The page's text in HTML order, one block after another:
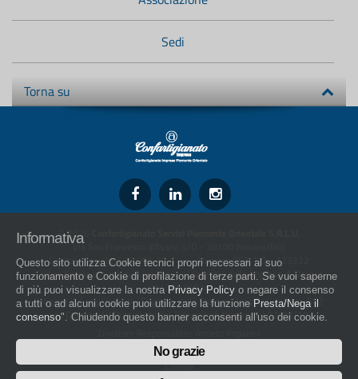
Sedi
Torna su
© 2026
Via San Francesco d'Assisi 5/D - 28100 Novara (NO)
Capitale Sociale: 526.000,00 € i.v. - Numero REA: NO - 173322
Codice fiscale e numero di iscrizione al Registro delle Imprese di Novara
01436930034
artigiani.it è registrato nel Registro della Stampa Periodica con il nr. 562
con Decreto del Presidente del Tribunale di Novara del 07/03/13
Privacy
Cookie
Informativa
Questo sito utilizza Cookie tecnici propri necessari al suo
funzionamento e Cookie di profilazione di terze parti. Se vuoi saperne
di più puoi visualizzare la nostra Privacy Policy o negare il consenso
a tutti o ad alcuni cookie puoi utilizzare la funzione Presta/Nega il
consenso". Chiudendo questo banner acconsenti all'uso dei cookie.
No grazie